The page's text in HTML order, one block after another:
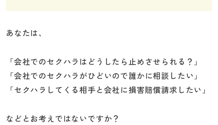
あなたは、
「会社でのセクハラはどうしたら止めさせられる？」
「会社でのセクハラがひどいので誰かに相談したい」
「セクハラしてくる相手と会社に損害賠償請求したい」
などとお考えではないですか？